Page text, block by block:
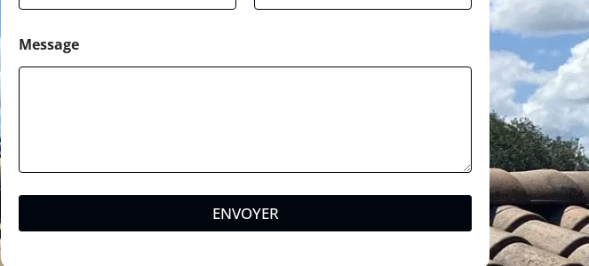
Message
ENVOYER